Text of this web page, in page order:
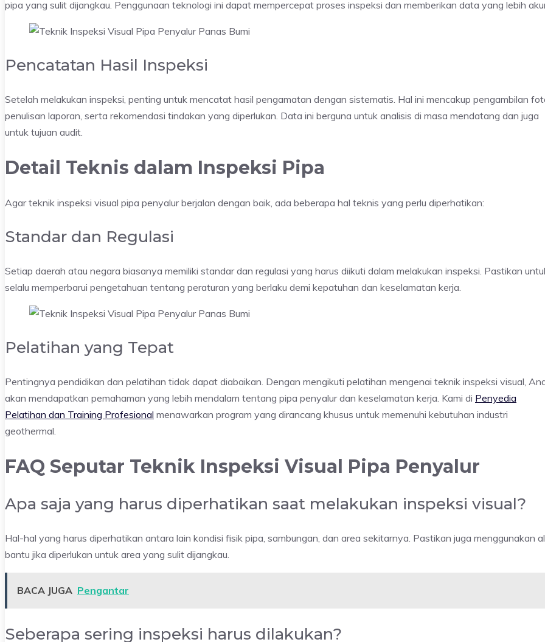
pipa yang sulit dijangkau. Penggunaan teknologi ini dapat mempercepat proses inspeksi dan memberikan data yang lebih
Pencatatan Hasil Inspeksi
Setelah melakukan inspeksi, penting untuk mencatat hasil pengamatan dengan sistematis. Hal ini mencakup pengambilan
penulisan laporan, serta rekomendasi tindakan yang diperlukan. Data ini berguna untuk analisis di masa mendatang dan juga
untuk tujuan audit.
Detail Teknis dalam Inspeksi Pipa
Agar teknik inspeksi visual pipa penyalur berjalan dengan baik, ada beberapa hal teknis yang perlu diperhatikan:
Standar dan Regulasi
Setiap daerah atau negara biasanya memiliki standar dan regulasi yang harus diikuti dalam melakukan inspeksi. Pastikan
selalu memperbarui pengetahuan tentang peraturan yang berlaku demi kepatuhan dan keselamatan kerja.
Pelatihan yang Tepat
Pentingnya pendidikan dan pelatihan tidak dapat diabaikan. Dengan mengikuti pelatihan mengenai teknik inspeksi visual,
akan mendapatkan pemahaman yang lebih mendalam tentang pipa penyalur dan keselamatan kerja. Kami di Penyedia
Pelatihan dan Training Profesional menawarkan program yang dirancang khusus untuk memenuhi kebutuhan industri
geothermal.
FAQ Seputar Teknik Inspeksi Visual Pipa Penyalur
Apa saja yang harus diperhatikan saat melakukan inspeksi visual?
Hal-hal yang harus diperhatikan antara lain kondisi fisik pipa, sambungan, dan area sekitarnya. Pastikan juga menggunakan
bantu jika diperlukan untuk area yang sulit dijangkau.
BACA JUGA Pengantar
Seberapa sering inspeksi harus dilakukan?